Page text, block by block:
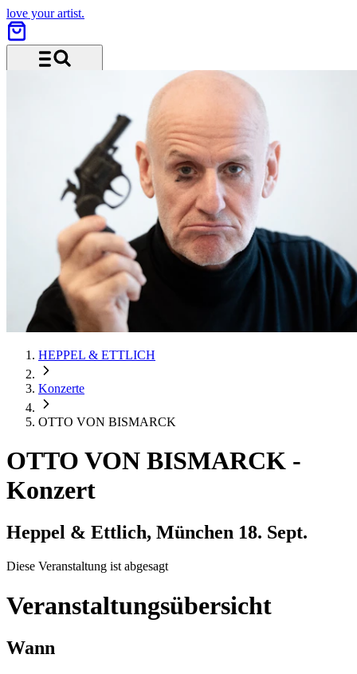
love your artist.
HEPPEL & ETTLICH
Konzerte
OTTO VON BISMARCK
OTTO VON BISMARCK -
Konzert
Heppel & Ettlich, München 18. Sept.
Diese Veranstaltung ist abgesagt
Veranstaltungsübersicht
Wann